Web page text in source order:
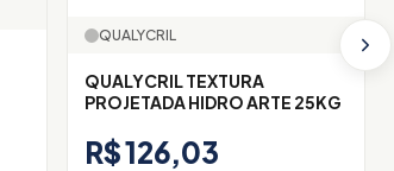
QUALYCRIL
QUALYCRIL TEXTURA
PROJETADA HIDRO ARTE 25KG
R$ 126,03